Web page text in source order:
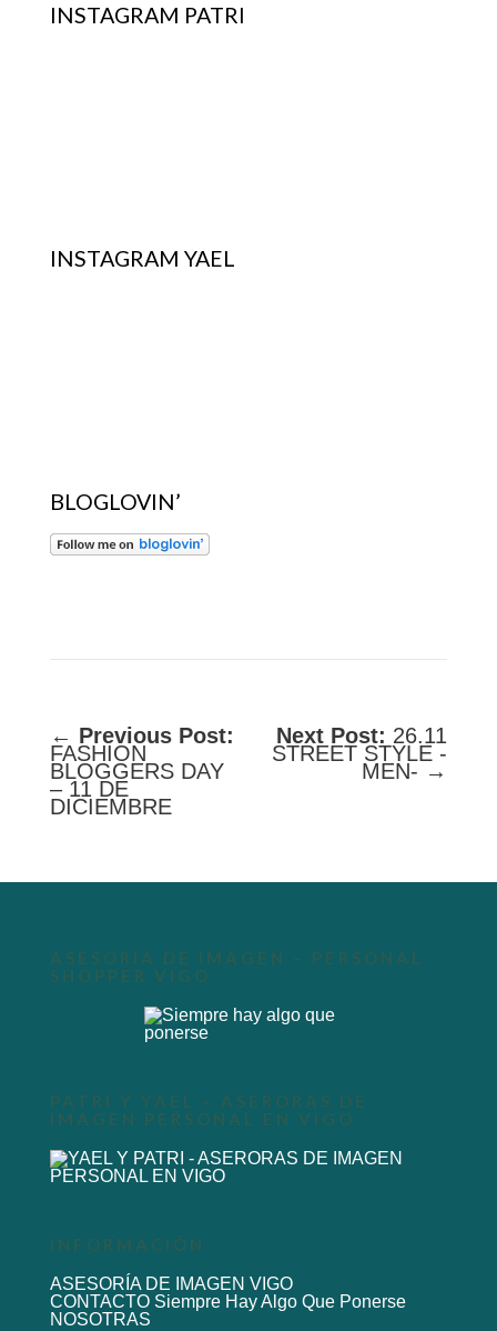
INSTAGRAM PATRI
INSTAGRAM YAEL
BLOGLOVIN’
Next Post: 26.11
STREET STYLE -
MEN- →
← Previous Post:
FASHION
BLOGGERS DAY
– 11 DE
DICIEMBRE
ASESORÍA DE IMAGEN – PERSONAL
SHOPPER VIGO
PATRI Y YAEL – ASERORAS DE
IMAGEN PERSONAL EN VIGO
INFORMACIÓN
ASESORÍA DE IMAGEN VIGO
CONTACTO Siempre Hay Algo Que Ponerse
NOSOTRAS